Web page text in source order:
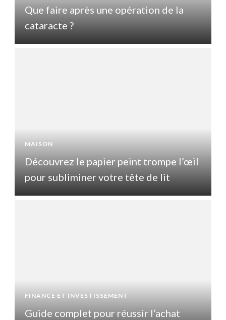
Que faire après une opération de la
cataracte ?
MAISON
Découvrez le papier peint trompe l’œil
pour subliminer votre tête de lit
FINANCE ET INVESTISSEMENT
Guide complet pour réussir l’achat